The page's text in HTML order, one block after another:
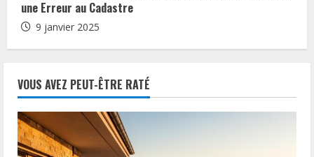
une Erreur au Cadastre
9 janvier 2025
VOUS AVEZ PEUT-ÊTRE RATÉ